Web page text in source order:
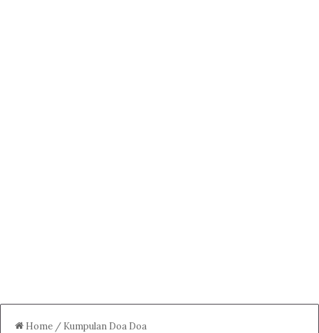
Home / Kumpulan Doa Doa